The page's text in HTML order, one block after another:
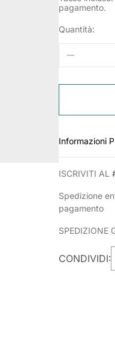
pagamento.
Quantità:
Informazioni
ISCRIVITI AL
Spedizione
pagamento
SPEDIZIONE
CONDIVIDI: